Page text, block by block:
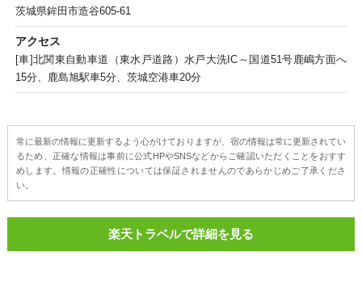
茨城県鉾田市造谷605-61
アクセス
[車]北関東自動車道（東水戸道路）水戸大洗IC～国道51号鹿嶋方面へ
15分、鹿島旭駅車5分、茨城空港車20分
常に最新の情報に更新するよう心がけておりますが、宿の情報は常に更新されてい
るため、正確な情報は事前に公式HPやSNSなどからご確認いただくことをおすす
めします。情報の正確性については保証されませんのであらかじめご了承くださ
い。
楽天トラベルで詳細を見る